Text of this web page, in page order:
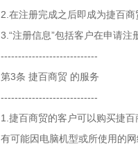
2.在注册完成之后即成为捷百
3.“注册信息”包括客户在申请
----------------------------
第3条 捷百商贸 的服务
----------------------------
1.捷百商贸的客户可以购买捷
有可能因电脑机型或所使用的